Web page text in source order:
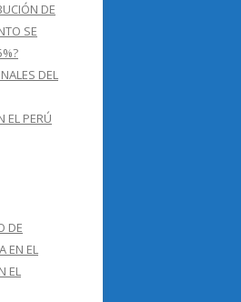
DE
SE
DEL
EL PERÚ
DE
EN EL
EL